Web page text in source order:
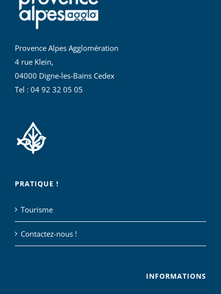
Provence Alpes Agglomération
4 rue Klein,
04000 Digne-les-Bains Cedex
Tel : 04 92 32 05 05
PRATIQUE !
Tourisme
Contactez-nous !
INFORMATIONS